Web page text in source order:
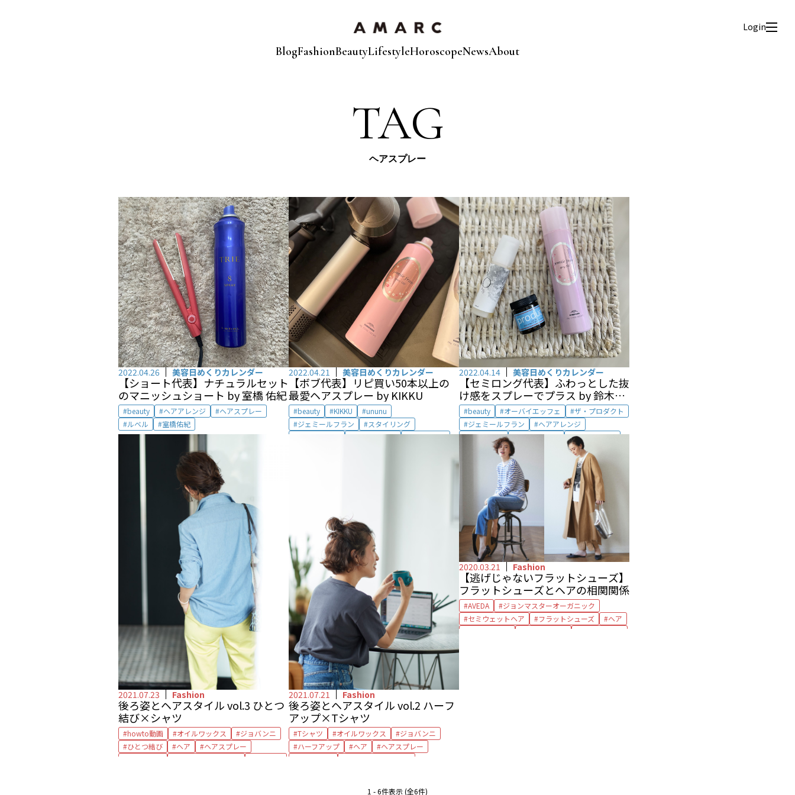
BlogFashionBeautyLifestyleHoroscopeNewsAbout
Login
TAG
ヘアスプレー
2022.04.26 美容日めくりカレンダー
【ショート代表】ナチュラルセット
のマニッシュショート by 室橋 佑紀
beauty ヘアアレンジ
ヘアスプレー
ルベル
室橋佑紀
2022.04.21 美容日めくりカレンダー
【ボブ代表】リピ買い50本以上の
最愛ヘアスプレー by KIKKU
beauty KIKKU
ununu
ジェミールフラン
スタイリング
ヘアスプレー ヘアバーム
2022.04.14 美容日めくりカレンダー
【セミロング代表】ふわっとした抜
け感をスプレーでプラス by 鈴木亜
矢子
beauty オーバイエッフェ
ザ・プロダクト
ジェミールフラン
ヘアアレンジ
ヘアオイル
ヘアスタイル
ヘアスプレー
ヘアワックス
2021.07.23 Fashion
後ろ姿とヘアスタイル vol.3 ひとつ
結び×シャツ
howto動画 オイルワックス
ジョバンニ
ひとつ結び
ヘア
ヘアスプレー
2021.07.21 Fashion
後ろ姿とヘアスタイル vol.2 ハーフ
アップ×Tシャツ
Tシャツ オイルワックス
ジョバンニ
ハーフアップ
ヘア
ヘアスプレー
2020.03.21 Fashion
【逃げじゃないフラットシューズ】
フラットシューズとヘアの相関関係
AVEDA
ジョンマスターオーガニック
セミウェットヘア
フラットシューズ
ヘア
1 - 6件表示 (全6件)